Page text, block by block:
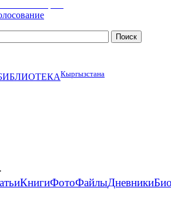
Кыргызстана
·
КнигиФотоФайлыДневники